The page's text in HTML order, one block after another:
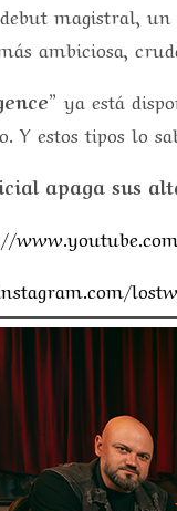
debut magistral,
ambiciosa,
ya está
Y estos tipos lo
apaga sus